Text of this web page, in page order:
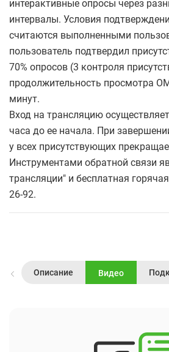
интерактивные опросы через
интервалы. Условия
считаются выполненными
пользователь подтвердил
70% опросов (3 контроля
продолжительность просмотра
минут.
Вход на трансляцию
часа до ее начала. При
у всех присутствующих
Инструментами обратной связи
трансляции" и бесплатная
26-92.
Описание Видео